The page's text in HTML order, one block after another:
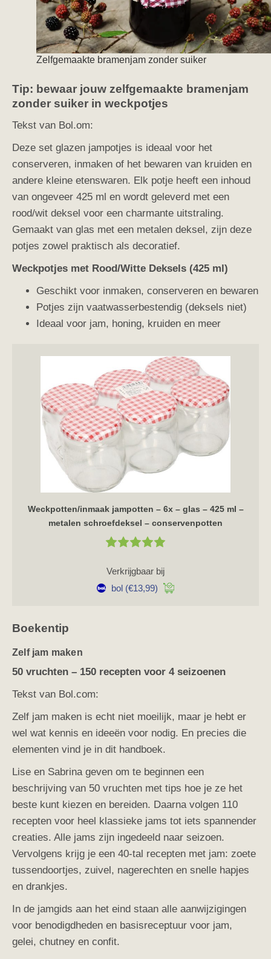
Zelfgemaakte bramenjam zonder suiker
Tip: bewaar jouw zelfgemaakte bramenjam
zonder suiker in weckpotjes
Tekst van Bol.om:
Deze set glazen jampotjes is ideaal voor het
conserveren, inmaken of het bewaren van kruiden en
andere kleine etenswaren. Elk potje heeft een inhoud
van ongeveer 425 ml en wordt geleverd met een
rood/wit deksel voor een charmante uitstraling.
Gemaakt van glas met een metalen deksel, zijn deze
potjes zowel praktisch als decoratief.
Weckpotjes met Rood/Witte Deksels (425 ml)
Geschikt voor inmaken, conserveren en bewaren
Potjes zijn vaatwasserbestendig (deksels niet)
Ideaal voor jam, honing, kruiden en meer
Weckpotten/inmaak jampotten – 6x – glas – 425 ml –
metalen schroefdeksel – conservenpotten
Verkrijgbaar bij
bol (€13,99)
Boekentip
Zelf jam maken
50 vruchten – 150 recepten voor 4 seizoenen
Tekst van Bol.com:
Zelf jam maken is echt niet moeilijk, maar je hebt er
wel wat kennis en ideeën voor nodig. En precies die
elementen vind je in dit handboek.
Lise en Sabrina geven om te beginnen een
beschrijving van 50 vruchten met tips hoe je ze het
beste kunt kiezen en bereiden. Daarna volgen 110
recepten voor heel klassieke jams tot iets spannender
creaties. Alle jams zijn ingedeeld naar seizoen.
Vervolgens krijg je een 40-tal recepten met jam: zoete
tussendoortjes, zuivel, nagerechten en snelle hapjes
en drankjes.
In de jamgids aan het eind staan alle aanwijzigingen
voor benodigdheden en basisreceptuur voor jam,
gelei, chutney en confit.